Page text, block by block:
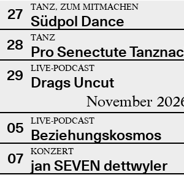
27 TANZ, ZUM MITMACHEN
Südpol Dance
28
TANZ
Pro Senectute
29
LIVE-PODCAST
Drags Uncut
November
05 LIVE-PODCAST
Beziehungskosmos
07
KONZERT
jan SEVEN dettwyler